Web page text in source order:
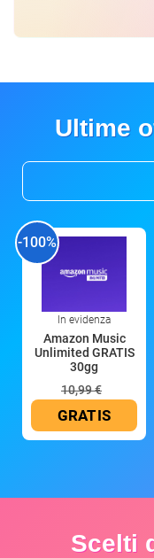
Ultime
-100%
In evidenza
Amazon Music
Unlimited GRATIS
30gg
10,99 €
GRATIS
Scelti